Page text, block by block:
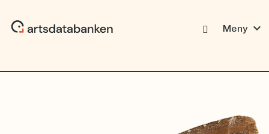
Meny expand_more